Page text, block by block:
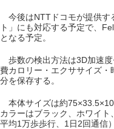
今後はNTTドコモが提供す
ト」にも対応する予定で、
となる予定。
歩数の検出方法は3D加速
費カロリー・エクササイズ
分を保存する。
本体サイズは約
カラーはブラック、ホワイ
平均1万歩歩行、1日2回通信